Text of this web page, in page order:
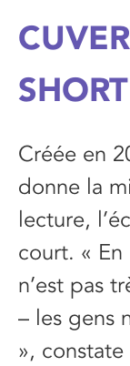
Créée en
donne la
lecture,
court. «
n’est pas
– les gens
»,